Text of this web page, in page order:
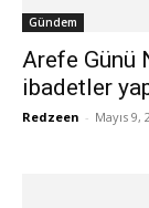
Gündem
Arefe Günü
ibadetler
Redzeen - Mayıs 9,